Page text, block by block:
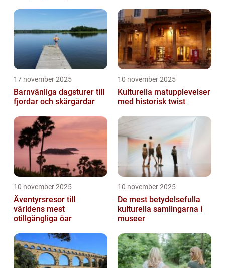
17 november 2025
Barnvänliga dagsturer till
fjordar och skärgårdar
10 november 2025
Kulturella matupplevelser
med historisk twist
10 november 2025
Äventyrsresor till
världens mest
otillgängliga öar
10 november 2025
De mest betydelsefulla
kulturella samlingarna i
museer